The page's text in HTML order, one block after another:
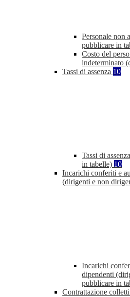
Personale non
pubblicare in
Costo del
indeterminato
Tassi di assenza 10
Tassi di
in tabelle) 10
Incarichi conferiti e
(dirigenti e non
Incarichi
dipendenti
pubblicare in
Contrattazione